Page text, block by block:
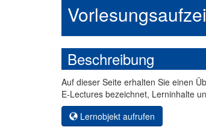
Beschreibung
Auf dieser Seite erhalten Sie einen
E-Lectures bezeichnet, Lerninhalte
Lernobjekt aufrufen